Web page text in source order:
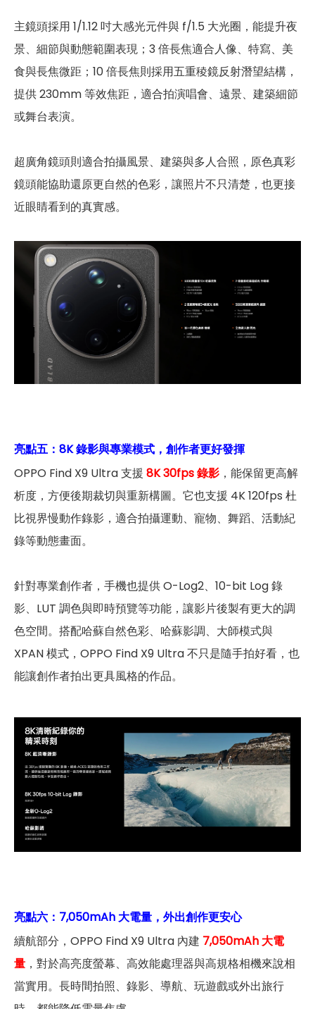
主鏡頭採用 1/1.12 吋大感光元件與 f/1.5 大光圈，能提升夜
景、細節與動態範圍表現；3 倍長焦適合人像、特寫、美
食與長焦微距；10 倍長焦則採用五重稜鏡反射潛望結構，
提供 230mm 等效焦距，適合拍演唱會、遠景、建築細節
或舞台表演。
超廣角鏡頭則適合拍攝風景、建築與多人合照，原色真彩
鏡頭能協助還原更自然的色彩，讓照片不只清楚，也更接
近眼睛看到的真實感。
亮點五： 8K 錄影與專業模式，創作者更好發揮
OPPO Find X9 Ultra 支援 8K 30fps 錄影 ，能保留更高解
析度，方便後期裁切與重新構圖。它也支援 4K 120fps 杜
比視界慢動作錄影，適合拍攝運動、寵物、舞蹈、活動紀
錄等動態畫面。
針對專業創作者，手機也提供 O-Log2、10-bit Log 錄
影、LUT 調色與即時預覽等功能，讓影片後製有更大的調
色空間。搭配哈蘇自然色彩、哈蘇影調、大師模式與
XPAN 模式，OPPO Find X9 Ultra 不只是隨手拍好看，也
能讓創作者拍出更具風格的作品。
亮點六： 7,050mAh 大電量，外出創作更安心
續航部分，OPPO Find X9 Ultra 內建 7,050mAh 大電
量 ，對於高亮度螢幕、高效能處理器與高規格相機來說相
當實用。長時間拍照、錄影、導航、玩遊戲或外出旅行